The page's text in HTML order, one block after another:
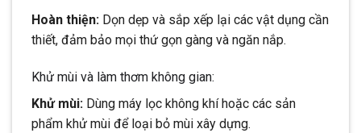
Hoàn thiện: Dọn dẹp và sắp xếp lại các vật dụng cần
thiết, đảm bảo mọi thứ gọn gàng và ngăn nắp.
Khử mùi và làm thơm không gian:
Khử mùi: Dùng máy lọc không khí hoặc các sản
phẩm khử mùi để loại bỏ mùi xây dựng.